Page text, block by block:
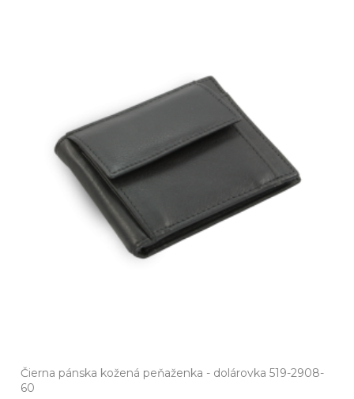
Čierna pánska kožená peňaženka - dolárovka 519-2908-
60